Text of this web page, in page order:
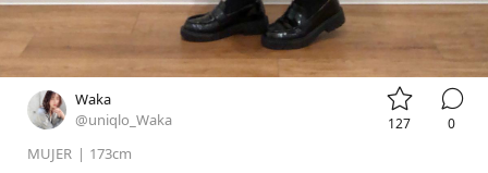
Waka
@uniqlo_Waka

127

0
MUJER | 173cm